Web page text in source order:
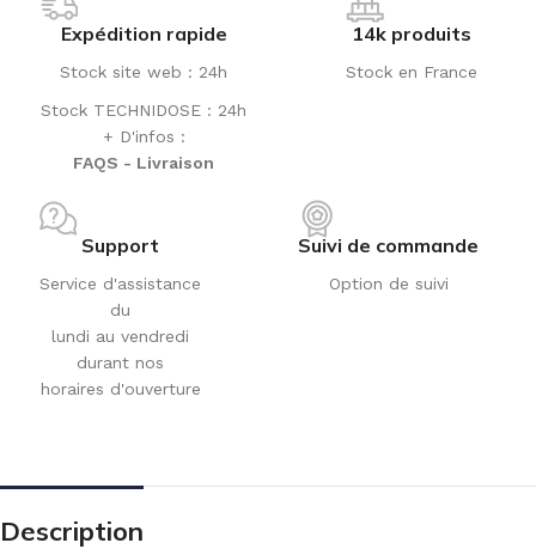
Expédition rapide
Stock site web : 24h
Stock TECHNIDOSE : 24h
+ D'infos :
FAQS - Livraison
14k produits
Stock en France
Support
Service d'assistance
du
lundi au vendredi
durant nos
horaires d'ouverture
Suivi de commande
Option de suivi
Description